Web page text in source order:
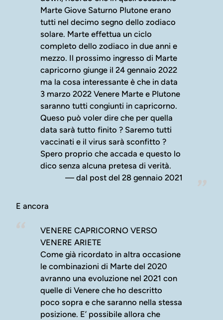
Marte Giove Saturno Plutone erano
tutti nel decimo segno dello zodiaco
solare. Marte effettua un ciclo
completo dello zodiaco in due anni e
mezzo. Il prossimo ingresso di Marte
capricorno giunge il 24 gennaio 2022
ma la cosa interessante è che in data
3 marzo 2022 Venere Marte e Plutone
saranno tutti congiunti in capricorno.
Queso può voler dire che per quella
data sarà tutto finito ? Saremo tutti
vaccinati e il virus sarà sconfitto ?
Spero proprio che accada e questo lo
dico senza alcuna pretesa di verità.
dal post del 28 gennaio 2021
E ancora
VENERE CAPRICORNO VERSO
VENERE ARIETE
Come già ricordato in altra occasione
le combinazioni di Marte del 2020
avranno una evoluzione nel 2021 con
quelle di Venere che ho descritto
poco sopra e che saranno nella stessa
posizione. E’ possibile allora che